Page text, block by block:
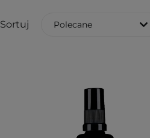
Sortuj Polecane